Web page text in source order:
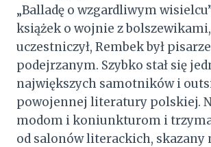
„Balladę o wzgardliwym
książek o wojnie z
uczestniczył, Rembek był
podejrzanym. Szybko stał się
największych samotników i
powojennej literatury polskiej.
modom i koniunkturom i
od salonów literackich, skazany